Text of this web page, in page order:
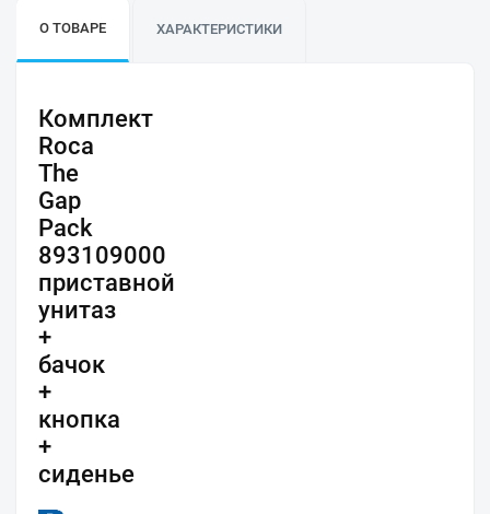
О ТОВАРЕ ХАРАКТЕРИСТИКИ
Комплект
Roca
The
Gap
Pack
893109000
приставной
унитаз
+
бачок
+
кнопка
+
сиденье